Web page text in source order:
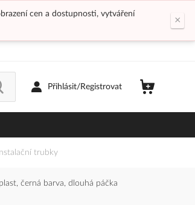
cen a dostupnosti, vytváření
×
Přihlásit/Registrovat
Instalační trubky
černá barva, dlouhá páčka